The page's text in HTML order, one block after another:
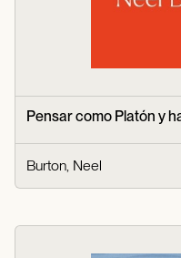
Pensar como Platón y
Burton, Neel